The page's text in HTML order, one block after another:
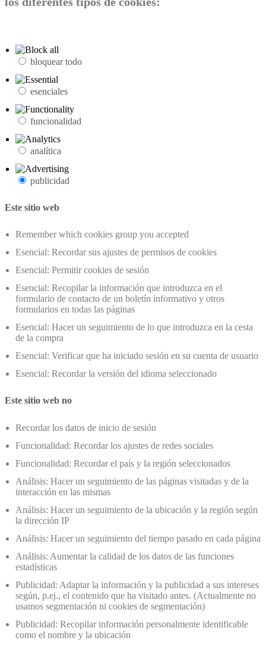
bloquear todo
esenciales
funcionalidad
analítica
publicidad
Este sitio web
Remember which cookies group you accepted
Esencial: Recordar sus ajustes de permisos de cookies
Esencial: Permitir cookies de sesión
Esencial: Recopilar la información que introduzca en el
formulario de contacto de un boletín informativo y otros
formularios en todas las páginas
Esencial: Hacer un seguimiento de lo que introduzca en la cesta
de la compra
Esencial: Verificar que ha iniciado sesión en su cuenta de usuario
Esencial: Recordar la versión del idioma seleccionado
Este sitio web no
Recordar los datos de inicio de sesión
Funcionalidad: Recordar los ajustes de redes sociales
Funcionalidad: Recordar el país y la región seleccionados
Análisis: Hacer un seguimiento de las páginas visitadas y de la
interacción en las mismas
Análisis: Hacer un seguimiento de la ubicación y la región según
la dirección IP
Análisis: Hacer un seguimiento del tiempo pasado en cada página
Análisis: Aumentar la calidad de los datos de las funciones
estadísticas
Publicidad: Adaptar la información y la publicidad a sus intereses
según, p.ej., el contenido que ha visitado antes. (Actualmente no
usamos segmentación ni cookies de segmentación)
Publicidad: Recopilar información personalmente identificable
como el nombre y la ubicación